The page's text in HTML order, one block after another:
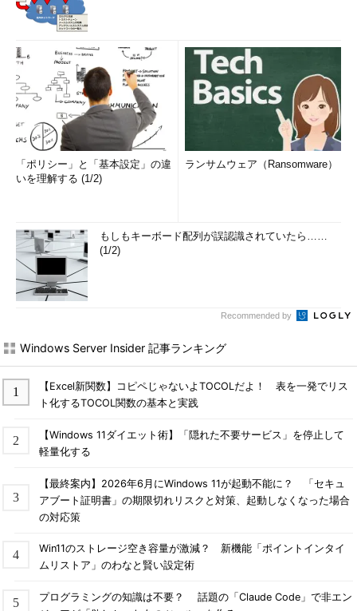
「ポリシー」と「基本設定」の違
いを理解する (1/2)
ランサムウェア（Ransomware）
もしもキーボード配列が誤認識されていたら……
(1/2)
Recommended by
Windows Server Insider 記事ランキング
【Excel新関数】コピペじゃないよTOCOLだよ！ 表を一発でリス
ト化するTOCOL関数の基本と実践
【Windows 11ダイエット術】「隠れた不要サービス」を停止して
軽量化する
【最終案内】2026年6月にWindows 11が起動不能に？ 「セキュ
アブート証明書」の期限切れリスクと対策、起動しなくなった場合
の対応策
Win11のストレージ空き容量が激減？ 新機能「ポイントインタイ
ムリストア」のわなと賢い設定術
プログラミングの知識は不要？ 話題の「Claude Code」で非エン